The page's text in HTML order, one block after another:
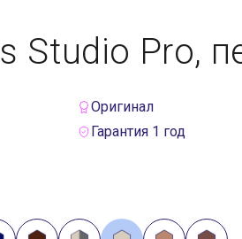
Studio Pro,
Оригинал
Гарантия 1 год